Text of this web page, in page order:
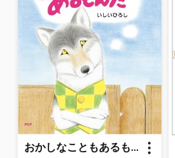
おかしなこともあるもんだ